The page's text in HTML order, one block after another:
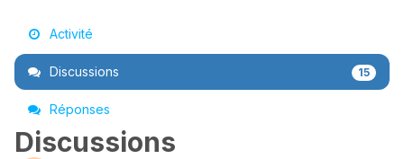
Activité
Discussions 15
Réponses
Discussions